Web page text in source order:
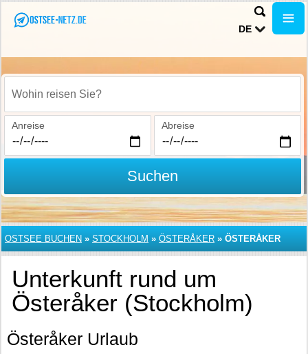
DE
Wohin reisen Sie?
Anreise Abreise
Suchen
OSTSEE BUCHEN » STOCKHOLM » ÖSTERÅKER » ÖSTERÅKER
Unterkunft rund um
Österåker (Stockholm)
Österåker Urlaub